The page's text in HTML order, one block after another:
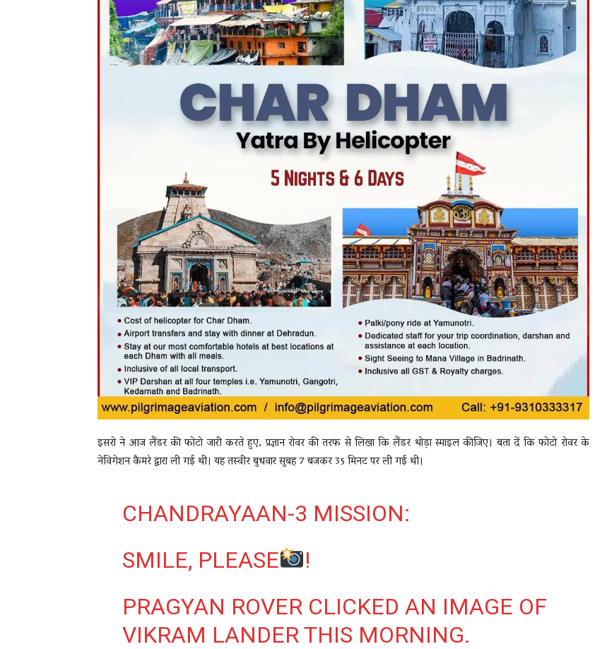
इसरो ने आज लैंडर की फोटो जारी करते हुए, प्रज्ञान रोवर की तरफ से लिखा कि लैंडर थोड़ा स्माइल कीजिए। बता दें कि फोटो रोवर के
नेविगेशन कैमरे द्वारा ली गई थी। यह तस्वीर बुधवार सुबह 7 बजकर 35 मिनट पर ली गई थी।
CHANDRAYAAN-3 MISSION:
SMILE, PLEASE
!
PRAGYAN ROVER CLICKED AN IMAGE OF
VIKRAM LANDER THIS MORNING.